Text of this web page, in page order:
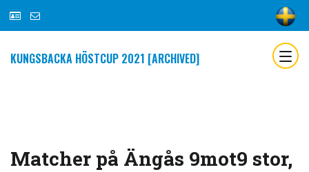
KUNGSBACKA HÖSTCUP 2021 [ARCHIVED]
Matcher på Ängås 9mot9 stor,